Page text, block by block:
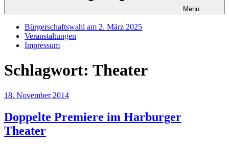
Menü
Bürgerschaftswahl am 2. März 2025
Veranstaltungen
Impressum
Schlagwort: Theater
Veröffentlicht
18. November 2014
Doppelte Premiere im Harburger
Theater